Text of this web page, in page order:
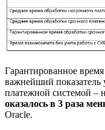
Гарантированное
важнейший показатель
платежной системой –
оказалось в 3 раза
Oracle.